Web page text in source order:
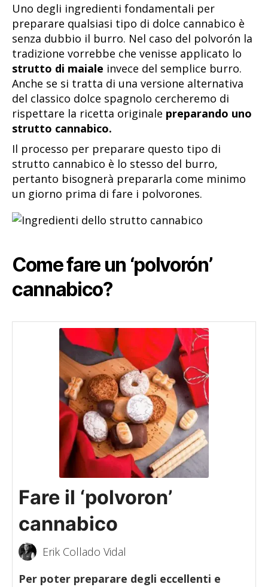
Uno degli ingredienti fondamentali per
preparare qualsiasi tipo di dolce cannabico è
senza dubbio il burro. Nel caso del polvorón la
tradizione vorrebbe che venisse applicato lo
strutto di maiale invece del semplice burro.
Anche se si tratta di una versione alternativa
del classico dolce spagnolo cercheremo di
rispettare la ricetta originale preparando uno
strutto cannabico.
Il processo per preparare questo tipo di
strutto cannabico è lo stesso del burro,
pertanto bisognerà prepararla come minimo
un giorno prima di fare i polvorones.
Come fare un ‘polvorón’
cannabico?
Fare il ‘polvoron’
cannabico
Erik Collado Vidal
Per poter preparare degli eccellenti e